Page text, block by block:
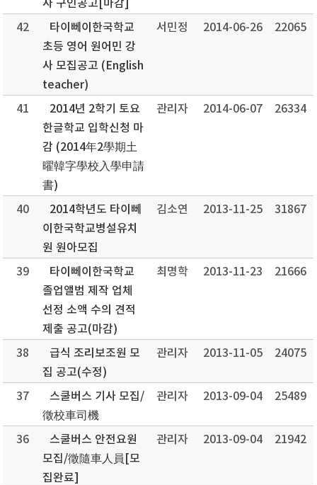
사 구인공고[마감]
42
타이뻬이한국학교
초등 영어 원어민 강
사 모집공고 (English
teacher)
서민정 2014-06-26 22065
41
2014년 2학기 토요
한글학교 입학신청 마
감 (2014年2學期土
曜韓字學校入學申請
書)
관리자 2014-06-07 26334
40
2014학년도 타이뻬
이한국학교병설유치
원 원아모집
김소연 2013-11-25 31867
39
타이뻬이한국학교
졸업앨범 제작 업체
선정 소액 수의 견적
제출 공고(마감)
최명학 2013-11-23 21666
38
급식 조리보조원 모
집 공고(수정)
관리자 2013-11-05 24075
37
스쿨버스 기사 모집/
徵校車司機
관리자 2013-09-04 25489
36
스쿨버스 안전요원
모집/徵隨車人員[모
집완료]
관리자 2013-09-04 21942